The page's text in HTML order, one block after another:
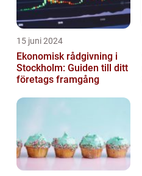
15 juni 2024
Ekonomisk rådgivning i
Stockholm: Guiden till ditt
företags framgång